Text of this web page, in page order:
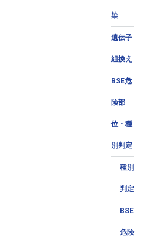
染
遺伝子
組換え
BSE危
険部
位・種
別判定
種別
判定
BSE
危険